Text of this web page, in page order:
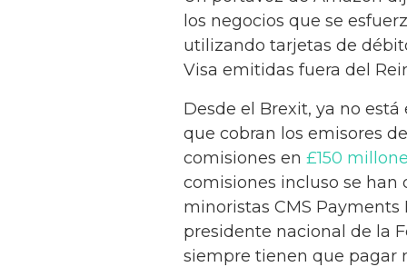
los negocios que se
utilizando tarjetas de
Visa emitidas fuera del
Desde el Brexit, ya no
que cobran los emisores
comisiones en £150
comisiones incluso se han
minoristas CMS
presidente nacional de la
siempre tienen que pagar